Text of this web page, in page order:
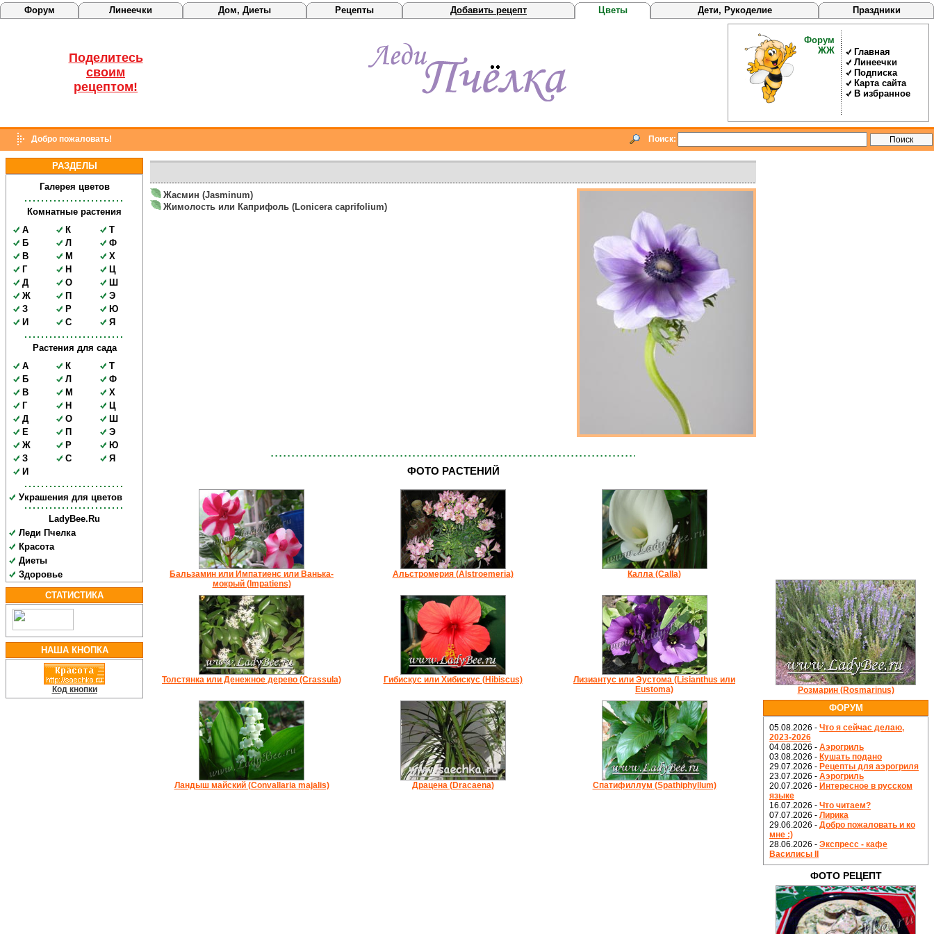
Форум Линеечки Дом, Диеты Рецепты Добавить рецепт Цветы Дети, Рукоделие Праздники
Поделитесь
своим
рецептом!
Форум
ЖЖ
Главная
Линеечки
Подписка
Карта сайта
В избранное
Добро пожаловать! Поиск:
РАЗДЕЛЫ
Галерея цветов
Комнатные растения
А
Б
В
Г
Д
Ж
З
И
К
Л
М
Н
О
П
Р
С
Т
Ф
Х
Ц
Ш
Э
Ю
Я
Растения для сада
А
Б
В
Г
Д
Е
Ж
З
И
К
Л
М
Н
О
П
Р
С
Т
Ф
Х
Ц
Ш
Э
Ю
Я
Украшения для цветов
LadyBee.Ru
Леди Пчелка
Красота
Диеты
Здоровье
СТАТИСТИКА
НАША КНОПКА
Код кнопки
Жасмин (Jasminum)
Жимолость или Каприфоль (Lonicera caprifolium)
ФОТО РАСТЕНИЙ
Бальзамин или Импатиенс или Ванька-
мокрый (Impatiens)
Альстромерия (Alstroemeria) Калла (Calla)
Толстянка или Денежное дерево (Crassula) Гибискус или Хибискус (Hibiscus)
Лизиантус или Эустома (Lisianthus или
Eustoma)
Ландыш майский (Convallaria majalis) Драцена (Dracaena) Спатифиллум (Spathiphyllum)
Розмарин (Rosmarinus)
ФОРУМ
05.08.2026 - Что я сейчас делаю,
2023-2026
04.08.2026 - Аэрогриль
03.08.2026 - Кушать подано
29.07.2026 - Рецепты для аэрогриля
23.07.2026 - Аэрогриль
20.07.2026 - Интересное в русском
языке
16.07.2026 - Что читаем?
07.07.2026 - Лирика
29.06.2026 - Добро пожаловать и ко
мне :)
28.06.2026 - Экспресс - кафе
Василисы II
ФОТО РЕЦЕПТ